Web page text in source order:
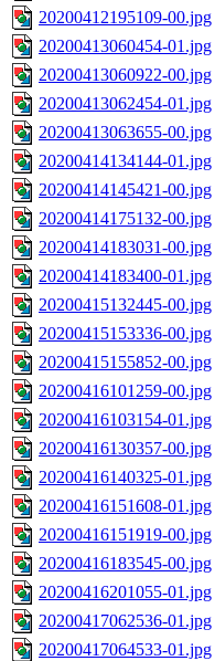
20200412195109-00.jpg
20200413060454-01.jpg
20200413060922-00.jpg
20200413062454-01.jpg
20200413063655-00.jpg
20200414134144-01.jpg
20200414145421-00.jpg
20200414175132-00.jpg
20200414183031-00.jpg
20200414183400-01.jpg
20200415132445-00.jpg
20200415153336-00.jpg
20200415155852-00.jpg
20200416101259-00.jpg
20200416103154-01.jpg
20200416130357-00.jpg
20200416140325-01.jpg
20200416151608-01.jpg
20200416151919-00.jpg
20200416183545-00.jpg
20200416201055-01.jpg
20200417062536-01.jpg
20200417064533-01.jpg